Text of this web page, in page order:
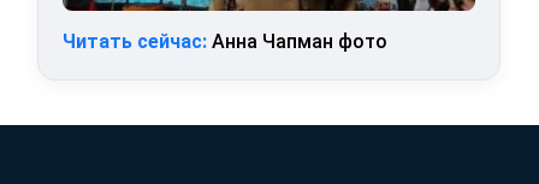
Читать сейчас: Анна Чапман фото